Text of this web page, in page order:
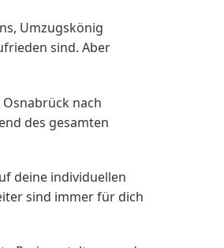
Umzugskönig
sind. Aber
nach
des gesamten
deine individuellen
sind immer für dich